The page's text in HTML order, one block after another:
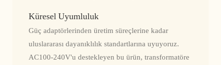
Küresel Uyumluluk
Güç adaptörlerinden üretim süreçlerine kadar
uluslararası dayanıklılık standartlarına uyuyoruz.
AC100-240V'u destekleyen bu ürün, transformatöre